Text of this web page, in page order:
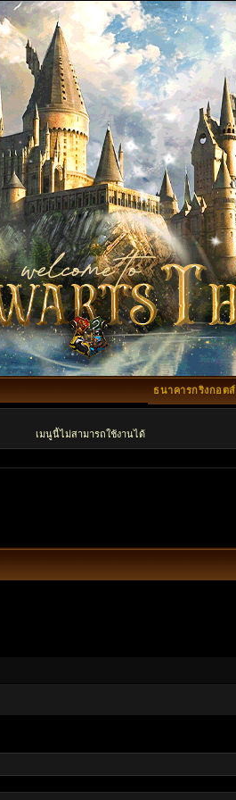
ธนาคารกริงกอตส์
เมนูนี้ไม่สามารถใช้งานได้